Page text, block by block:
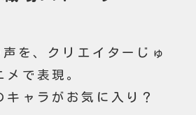
を、クリエイターじゅ
メで表現。
キャラがお気に入り？